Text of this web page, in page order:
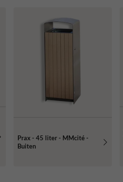
Prax - 45 liter - MMcité -
Buiten